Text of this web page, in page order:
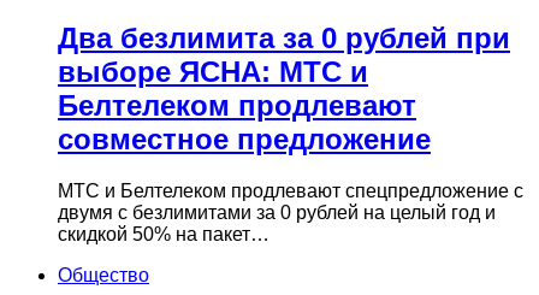
Два безлимита за 0 рублей при
выборе ЯСНА: МТС и
Белтелеком продлевают
совместное предложение
МТС и Белтелеком продлевают спецпредложение с
двумя с безлимитами за 0 рублей на целый год и
скидкой 50% на пакет…
Общество